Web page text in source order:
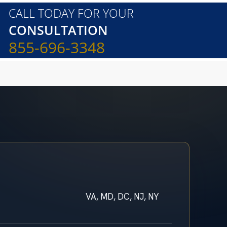
CALL TODAY FOR YOUR
CONSULTATION
855-696-3348
VA, MD, DC, NJ, NY